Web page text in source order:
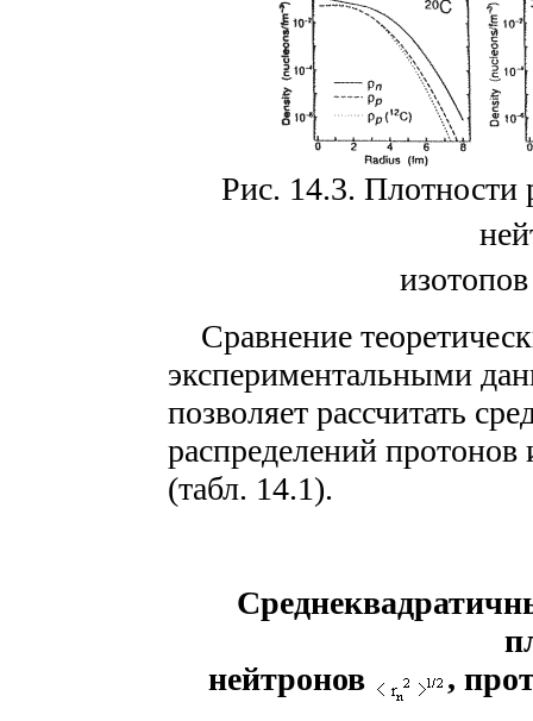
Рис. 14.3. Плотности
Сравнение
экспериментальными
позволяет рассчитать
распределений протонов
(табл. 14.1).
нейтронов
,